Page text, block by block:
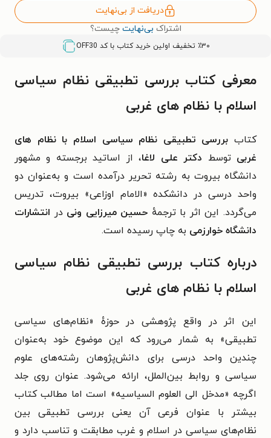
دریافت از بی‌نهایت
اشتراک بی‌نهایت چیست؟
٪۳۰ تخفیف اولین خرید کتاب با کد OFF30
معرفی کتاب بررسی تطبیقی نظام سیاسی
اسلام با نظام های غربی
کتاب بررسی تطبیقی نظام سیاسی اسلام با نظام های
غربی توسط دکتر علی لاغا، از اساتید برجسته و مشهور
دانشگاه بیروت به رشته تحریر درآمده است و به‌عنوان دو
واحد درسی در دانشکده «الامام اوزاعی» بیروت، تدریس
می‌گردد. این اثر با ترجمهٔ حسین میرزایی ونی در انتشارات
دانشگاه خوارزمی به چاپ رسیده است.
درباره کتاب بررسی تطبیقی نظام سیاسی
اسلام با نظام های غربی
این اثر در واقع پژوهشی در حوزهٔ «نظام‌های سیاسی
تطبیقی» به شمار می‌رود که این موضوع خود به‌عنوان
چندین واحد درسی برای دانش‌پژوهان رشته‌های علوم
سیاسی و روابط بین‌الملل، ارائه می‌شود. عنوان روی جلد
اگرچه «مدخل الی العلوم السیاسیه» است اما مطالب کتاب
بیشتر با عنوان فرعی آن یعنی بررسی تطبیقی بین
نظام‌های سیاسی در اسلام و غرب مطابقت و تناسب دارد و